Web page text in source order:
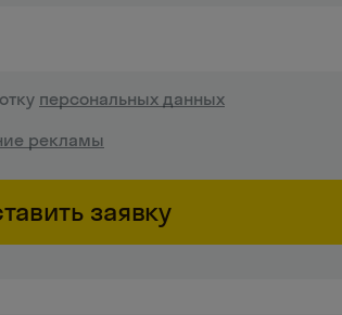
персональных данных
рекламы
заявку